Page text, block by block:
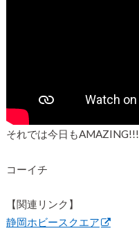
それでは今日もAMAZING!!!
コーイチ
【関連リンク】
静岡ホビースクエア